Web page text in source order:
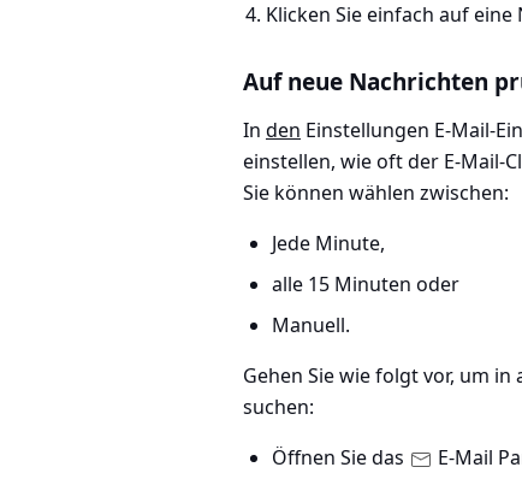
Klicken Sie einfach auf
Auf neue Nachrichten
In den Einstellungen E-Mail-
einstellen, wie oft der E-Mail-
Sie können wählen zwischen:
Jede Minute,
alle 15 Minuten oder
Manuell.
Gehen Sie wie folgt vor, um
suchen:
Öffnen Sie das
E-Mail